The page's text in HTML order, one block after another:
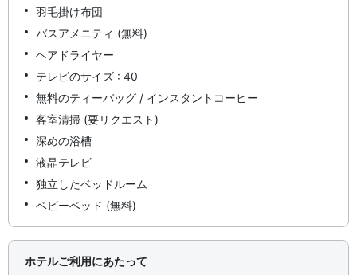
羽毛掛け布団
バスアメニティ (無料)
ヘアドライヤー
テレビのサイズ : 40
無料のティーバッグ / インスタントコーヒー
客室清掃 (要リクエスト)
深めの浴槽
液晶テレビ
独立したベッドルーム
ベビーベッド (無料)
ホテルご利用にあたって